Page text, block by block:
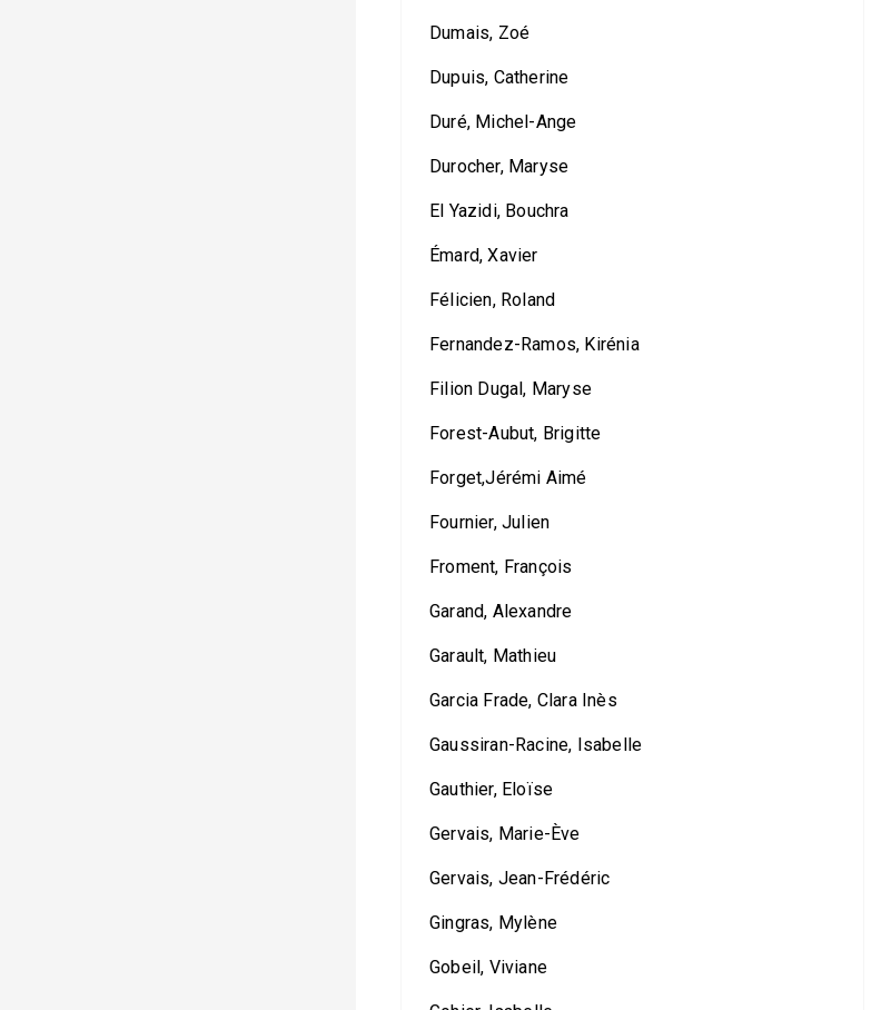
Dumais, Zoé
Dupuis, Catherine
Duré, Michel-Ange
Durocher, Maryse
El Yazidi, Bouchra
Émard, Xavier
Félicien, Roland
Fernandez-Ramos, Kirénia
Filion Dugal, Maryse
Forest-Aubut, Brigitte
Forget,Jérémi Aimé
Fournier, Julien
Froment, François
Garand, Alexandre
Garault, Mathieu
Garcia Frade, Clara Inès
Gaussiran-Racine, Isabelle
Gauthier, Eloïse
Gervais, Marie-Ève
Gervais, Jean-Frédéric
Gingras, Mylène
Gobeil, Viviane